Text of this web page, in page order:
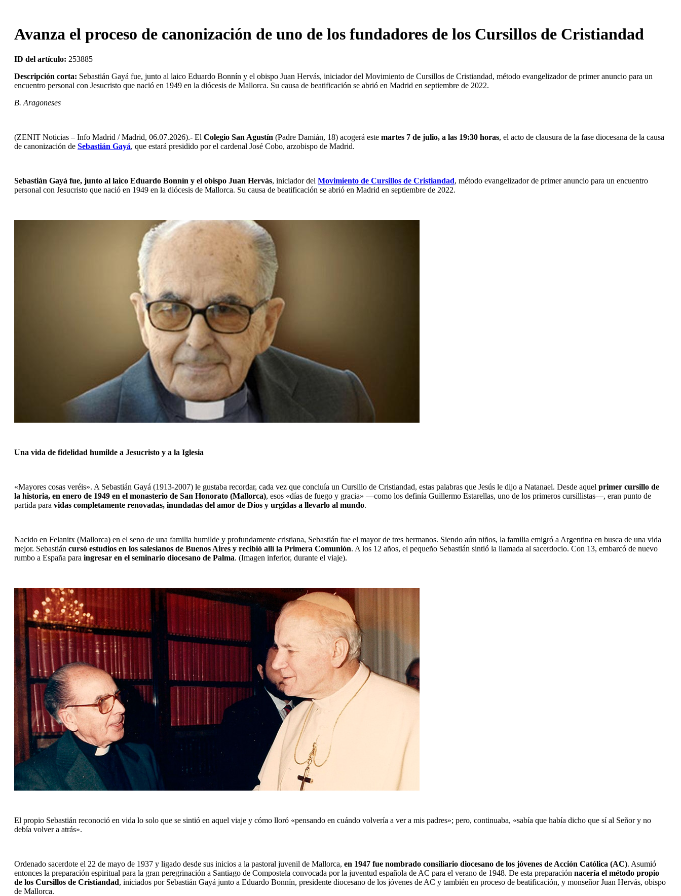
Avanza el proceso de canonización de uno de los fundadores de los Cursillos de Cristiandad
ID del artículo: 253885
Descripción corta: Sebastián Gayá fue, junto al laico Eduardo Bonnín y el obispo Juan Hervás, iniciador del Movimiento de Cursillos de Cristiandad, método evangelizador de primer anuncio para un
encuentro personal con Jesucristo que nació en 1949 en la diócesis de Mallorca. Su causa de beatificación se abrió en Madrid en septiembre de 2022.
B. Aragoneses
(ZENIT Noticias – Info Madrid / Madrid, 06.07.2026).- El Colegio San Agustín (Padre Damián, 18) acogerá este martes 7 de julio, a las 19:30 horas, el acto de clausura de la fase diocesana de la causa
de canonización de Sebastián Gayá, que estará presidido por el cardenal José Cobo, arzobispo de Madrid.
Sebastián Gayá fue, junto al laico Eduardo Bonnín y el obispo Juan Hervás, iniciador del Movimiento de Cursillos de Cristiandad, método evangelizador de primer anuncio para un encuentro
personal con Jesucristo que nació en 1949 en la diócesis de Mallorca. Su causa de beatificación se abrió en Madrid en septiembre de 2022.
Una vida de fidelidad humilde a Jesucristo y a la Iglesia
«Mayores cosas veréis». A Sebastián Gayá (1913-2007) le gustaba recordar, cada vez que concluía un Cursillo de Cristiandad, estas palabras que Jesús le dijo a Natanael. Desde aquel primer cursillo de
la historia, en enero de 1949 en el monasterio de San Honorato (Mallorca), esos «días de fuego y gracia» —como los definía Guillermo Estarellas, uno de los primeros cursillistas—, eran punto de
partida para vidas completamente renovadas, inundadas del amor de Dios y urgidas a llevarlo al mundo.
Nacido en Felanitx (Mallorca) en el seno de una familia humilde y profundamente cristiana, Sebastián fue el mayor de tres hermanos. Siendo aún niños, la familia emigró a Argentina en busca de una vida
mejor. Sebastián cursó estudios en los salesianos de Buenos Aires y recibió allí la Primera Comunión. A los 12 años, el pequeño Sebastián sintió la llamada al sacerdocio. Con 13, embarcó de nuevo
rumbo a España para ingresar en el seminario diocesano de Palma. (Imagen inferior, durante el viaje).
El propio Sebastián reconoció en vida lo solo que se sintió en aquel viaje y cómo lloró «pensando en cuándo volvería a ver a mis padres»; pero, continuaba, «sabía que había dicho que sí al Señor y no
debía volver a atrás».
Ordenado sacerdote el 22 de mayo de 1937 y ligado desde sus inicios a la pastoral juvenil de Mallorca, en 1947 fue nombrado consiliario diocesano de los jóvenes de Acción Católica (AC). Asumió
entonces la preparación espiritual para la gran peregrinación a Santiago de Compostela convocada por la juventud española de AC para el verano de 1948. De esta preparación nacería el método propio
de los Cursillos de Cristiandad, iniciados por Sebastián Gayá junto a Eduardo Bonnín, presidente diocesano de los jóvenes de AC y también en proceso de beatificación, y monseñor Juan Hervás, obispo
de Mallorca.